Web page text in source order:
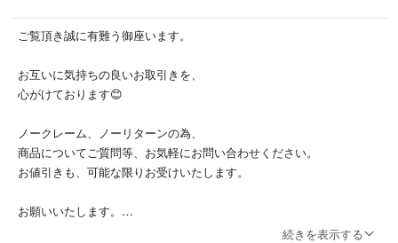
ご覧頂き誠に有難う御座います。
お互いに気持ちの良いお取引きを、
心がけております😊
ノークレーム、ノーリターンの為、
商品についてご質問等、お気軽にお問い合わせください。
お値引きも、可能な限りお受けいたします。
お願いいたします。
続きを表示する